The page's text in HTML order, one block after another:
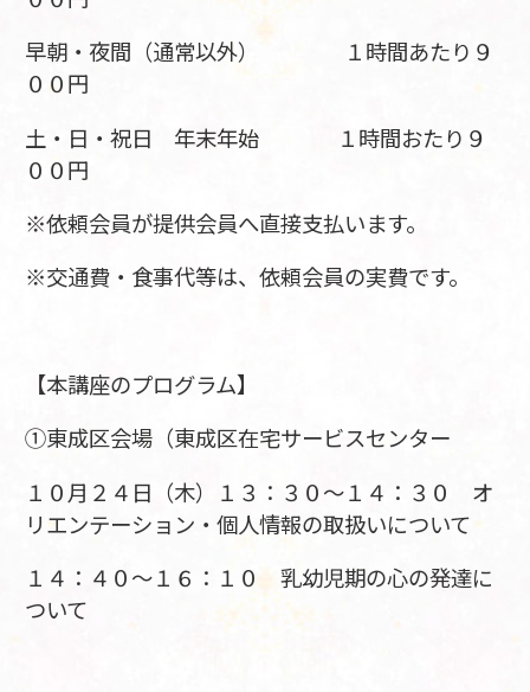
早朝・夜間（通常以外） １時間あたり９
００円
土・日・祝日 年末年始 １時間おたり９
００円
※依頼会員が提供会員へ直接支払います。
※交通費・食事代等は、依頼会員の実費です。
【本講座のプログラム】
①東成区会場（東成区在宅サービスセンター
１０月２４日（木）１３：３０～１４：３０ オ
リエンテーション・個人情報の取扱いについて
１４：４０～１６：１０ 乳幼児期の心の発達に
ついて